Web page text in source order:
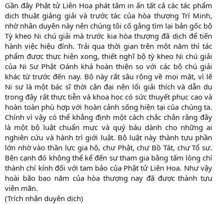
Gần đây Phật tử Liên Hoa phát tâm in ấn tất cả các tác phẩm
dịch thuật giảng giải và trước tác của hòa thượng Trí Minh,
nhờ nhân duyên này nên chúng tôi cố gắng tìm lại bản gốc bộ
Tỳ kheo Ni chú giải mà trước kia hòa thượng đã dịch để tiến
hành việc hiệu đính. Trải qua thời gian trên một năm thì tác
phẩm được thực hiện xong, thiết nghĩ bộ tỳ kheo Ni chú giải
của Ni Sư Phật Oánh khá hoàn thiện so với các bộ chú giải
khác từ trước đến nay. Bộ này rất sâu rộng về mọi mặt, vì lẽ
Ni sư là một bác sĩ thời cận đại nên lối giải thích và dẫn dụ
trong đây rất thực tiễn và khoa học có sức thuyết phục cao và
hoàn toàn phù hợp với hoàn cảnh sống hiện tại của chúng ta.
Chính vì vậy có thể khẳng định một cách chắc chắn rằng đây
là một bộ luật chuẩn mực và quý báu dành cho những ai
nghiên cứu và hành trì giới luật. Bộ luật này thành tựu phần
lớn nhờ vào thần lực gia hộ, chư Phật, chư Bồ Tát, chư Tổ sư.
Bên cạnh đó không thể kể đến sự tham gia bằng tấm lòng chí
thành chí kính đối với tam bảo của Phật tử Liên Hoa. Như vậy
hoài bão bao năm của hòa thượng nay đã được thành tựu
viên mãn.
(Trích nhân duyên dịch)